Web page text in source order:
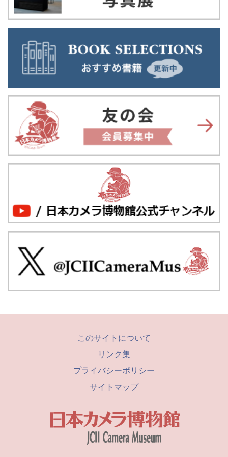
このサイトについて
リンク集
プライバシーポリシー
サイトマップ